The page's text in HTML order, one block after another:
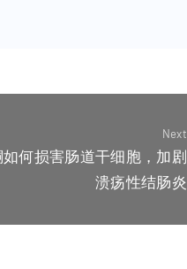
Next
何损害肠道干细胞，加剧
溃疡性结肠炎